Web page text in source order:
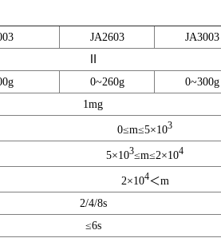
JA2603 JA3003
0~260g 0~300g
1mg
0≤m≤5×103
5×103≤m≤2×104
2×104＜m
2/4/8s
≤6s